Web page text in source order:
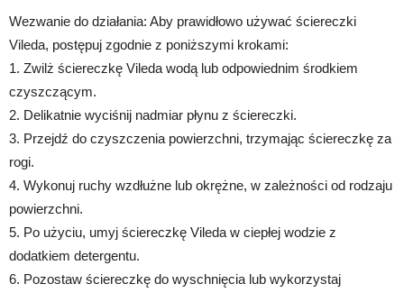
Wezwanie do działania: Aby prawidłowo używać ściereczki
Vileda, postępuj zgodnie z poniższymi krokami:
1. Zwilż ściereczkę Vileda wodą lub odpowiednim środkiem
czyszczącym.
2. Delikatnie wyciśnij nadmiar płynu z ściereczki.
3. Przejdź do czyszczenia powierzchni, trzymając ściereczkę za
rogi.
4. Wykonuj ruchy wzdłużne lub okrężne, w zależności od rodzaju
powierzchni.
5. Po użyciu, umyj ściereczkę Vileda w ciepłej wodzie z
dodatkiem detergentu.
6. Pozostaw ściereczkę do wyschnięcia lub wykorzystaj